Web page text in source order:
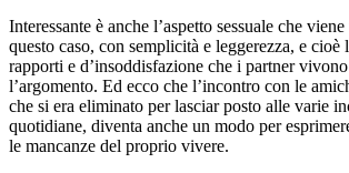
Interessante è anche l’aspetto sessuale che
questo caso, con semplicità e leggerezza, e cioè
rapporti e d’insoddisfazione che i partner
l’argomento. Ed ecco che l’incontro con le
che si era eliminato per lasciar posto alle varie
quotidiane, diventa anche un modo per
le mancanze del proprio vivere.